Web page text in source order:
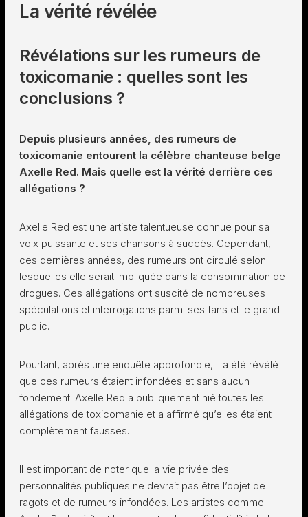
La vérité révélée
Révélations sur les rumeurs de
toxicomanie : quelles sont les
conclusions ?
Depuis plusieurs années, des rumeurs de
toxicomanie entourent la célèbre chanteuse belge
Axelle Red. Mais quelle est la vérité derrière ces
allégations ?
Axelle Red est une artiste talentueuse connue pour sa
voix puissante et ses chansons à succès. Cependant,
ces dernières années, des rumeurs ont circulé selon
lesquelles elle serait impliquée dans la consommation de
drogues. Ces allégations ont suscité de nombreuses
spéculations et interrogations parmi ses fans et le grand
public.
Pourtant, après une enquête approfondie, il a été révélé
que ces rumeurs étaient infondées et sans aucun
fondement. Axelle Red a publiquement nié toutes les
allégations de toxicomanie et a affirmé qu’elles étaient
complètement fausses.
Il est important de noter que la vie privée des
personnalités publiques ne devrait pas être l’objet de
ragots et de rumeurs infondées. Les artistes comme